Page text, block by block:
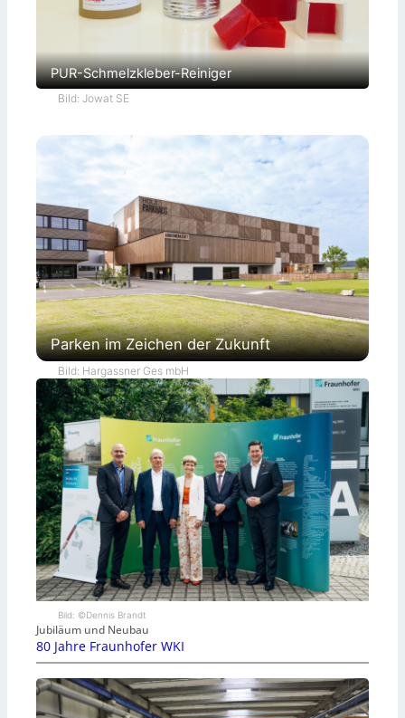
PUR-Schmelzkleber-Reiniger
Bild: Jowat SE
Parken im Zeichen der Zukunft
Bild: Hargassner Ges mbH
Bild: ©Dennis Brandt
Jubiläum und Neubau
80 Jahre Fraunhofer WKI